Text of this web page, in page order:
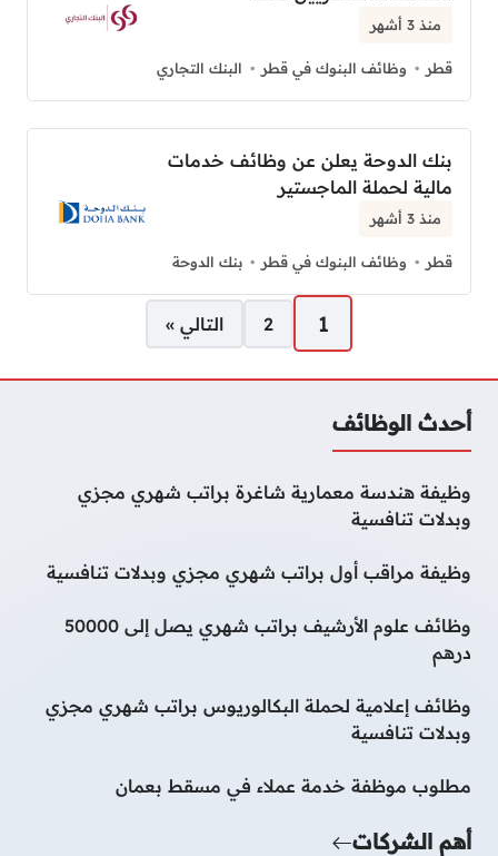
منذ 3 أشهر
قطر وظائف البنوك في قطر البنك التجاري
بنك الدوحة يعلن عن وظائف خدمات
مالية لحملة الماجستير
منذ 3 أشهر
قطر وظائف البنوك في قطر بنك الدوحة
1
2 التالي »
أحدث الوظائف
وظيفة هندسة معمارية شاغرة براتب شهري مجزي
وبدلات تنافسية
وظيفة مراقب أول براتب شهري مجزي وبدلات تنافسية
وظائف علوم الأرشيف براتب شهري يصل إلى 50000
درهم
وظائف إعلامية لحملة البكالوريوس براتب شهري مجزي
وبدلات تنافسية
مطلوب موظفة خدمة عملاء في مسقط بعمان
أهم الشركات